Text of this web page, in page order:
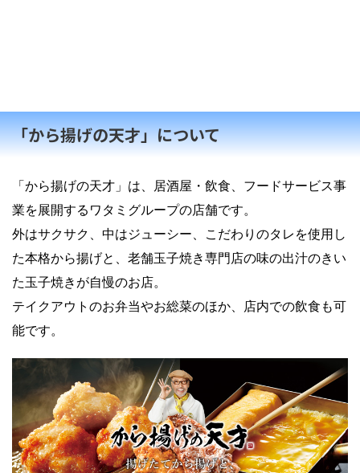
「から揚げの天才」について
「から揚げの天才」は、居酒屋・飲食、フードサービス事
業を展開するワタミグループの店舗です。
外はサクサク、中はジューシー、こだわりのタレを使用し
た本格から揚げと、老舗玉子焼き専門店の味の出汁のきい
た玉子焼きが自慢のお店。
テイクアウトのお弁当やお総菜のほか、店内での飲食も可
能です。